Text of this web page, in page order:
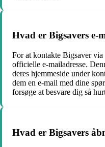
Hvad er Bigsavers e-
For at kontakte Bigsaver
officielle e-mailadresse.
deres hjemmeside under
dem en e-mail med dine
forsøge at besvare dig så
Hvad er Bigsavers